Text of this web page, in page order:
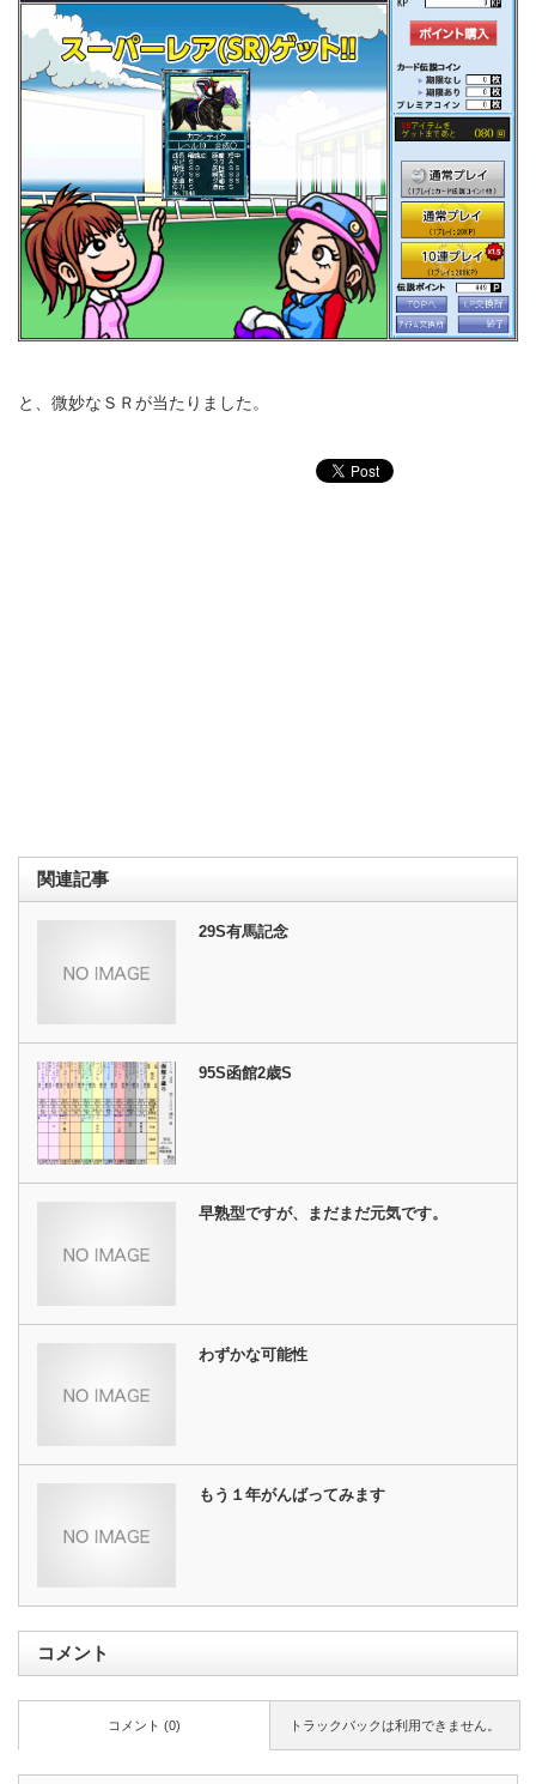
と、微妙なＳＲが当たりました。
関連記事
29S有馬記念
95S函館2歳S
早熟型ですが、まだまだ元気です。
わずかな可能性
もう１年がんばってみます
コメント
トラックバックは利用できません。
コメント (0)